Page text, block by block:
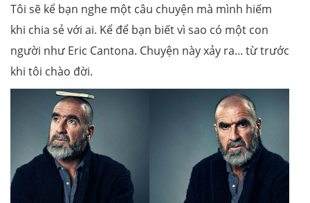
Tôi sẽ kể bạn nghe một câu chuyện mà mình hiếm
khi chia sẻ với ai. Kể để bạn biết vì sao có một con
người như Eric Cantona. Chuyện này xảy ra... từ trước
khi tôi chào đời.